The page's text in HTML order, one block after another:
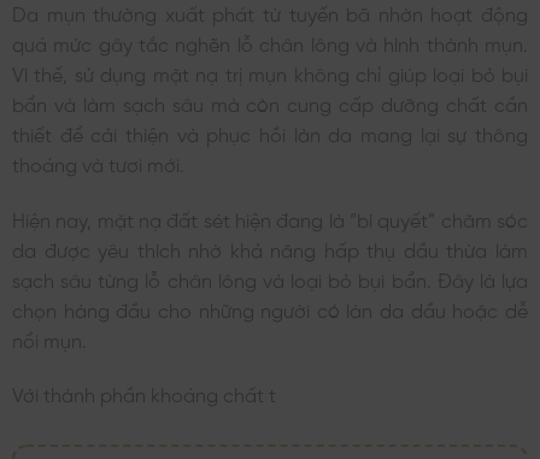
Da mụn thường xuất phát từ tuyến bã nhờn hoạt động
quá mức gây tắc nghẽn lỗ chân lông và hình thành mụn.
Vì thế, sử dụng mặt nạ trị mụn không chỉ giúp loại bỏ bụi
bẩn và làm sạch sâu mà còn cung cấp dưỡng chất cần
thiết để cải thiện và phục hồi làn da mang lại sự thông
thoáng và tươi mới.
Hiện nay, mặt nạ đất sét hiện đang là “bí quyết” chăm sóc
da được yêu thích nhờ khả năng hấp thụ dầu thừa làm
sạch sâu từng lỗ chân lông và loại bỏ bụi bẩn. Đây là lựa
chọn hàng đầu cho những người có làn da dầu hoặc dễ
nổi mụn.
Với thành phần khoáng chất t